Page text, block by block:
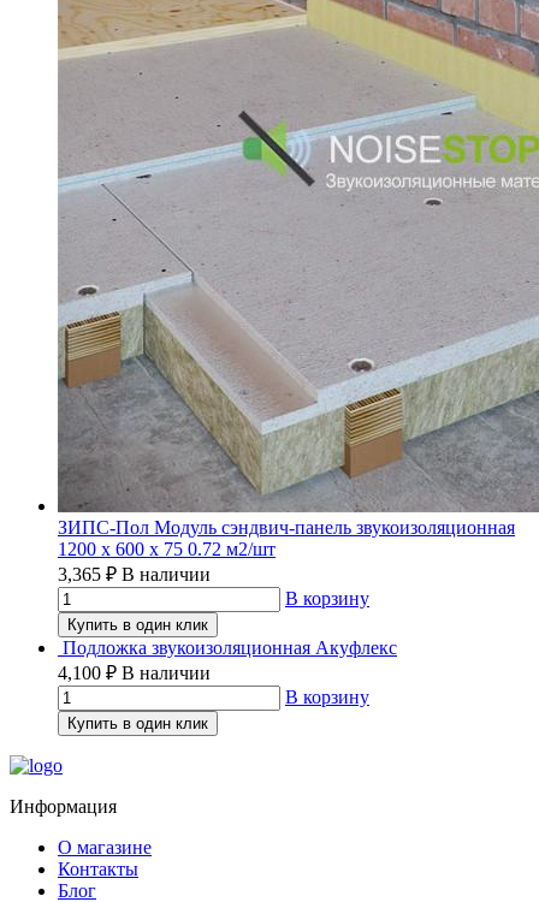
ЗИПС-Пол Модуль сэндвич-панель звукоизоляционная
1200 х 600 х 75 0.72 м2/шт
3,365 ₽ В наличии
В корзину
Купить в один клик
Подложка звукоизоляционная Акуфлекс
4,100 ₽ В наличии
В корзину
Купить в один клик
Информация
О магазине
Контакты
Блог